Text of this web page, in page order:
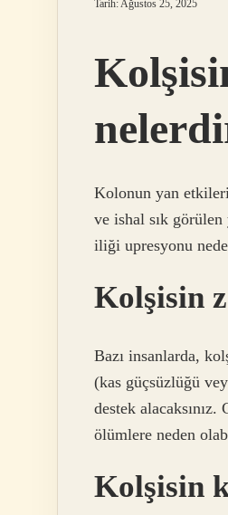
Tarih: Ağustos 25, 2025
Kolonun yan
ve ishal sık
iliği upresyonu
Kolşisin
Bazı insanlarda,
(kas güçsüzlüğü
destek
ölümlere neden
Kolşisin